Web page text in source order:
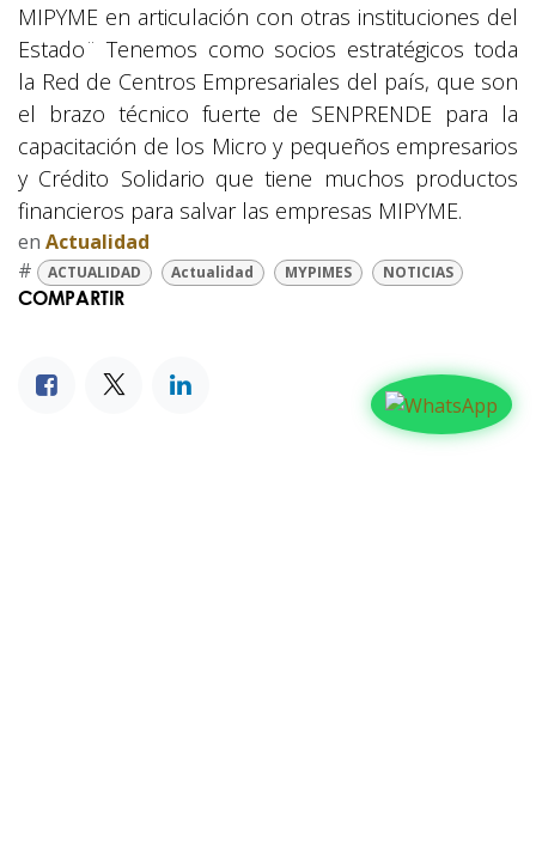
MIPYME en articulación con otras instituciones del
Estado¨ Tenemos como socios estratégicos toda
la Red de Centros Empresariales del país, que son
el brazo técnico fuerte de SENPRENDE para la
capacitación de los Micro y pequeños empresarios
y Crédito Solidario que tiene muchos productos
financieros para salvar las empresas MIPYME.
en Actualidad
#
ACTUALIDAD Actualidad MYPIMES NOTICIAS
COMPARTIR